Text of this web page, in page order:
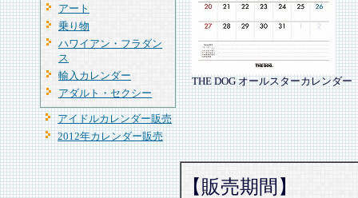
アート
乗り物
ハワイアン・フラダン
ス
輸入カレンダー
アダルト・セクシー
アイドルカレンダー販売
2012年カレンダー販売
THE DOG オールスターカレンダー
【販売期間】